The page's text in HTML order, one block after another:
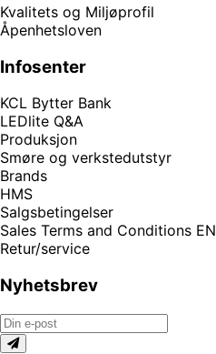
Kvalitets og Miljøprofil
Åpenhetsloven
Infosenter
KCL Bytter Bank
LEDlite Q&A
Produksjon
Smøre og verkstedutstyr
Brands
HMS
Salgsbetingelser
Sales Terms and Conditions EN
Retur/service
Nyhetsbrev